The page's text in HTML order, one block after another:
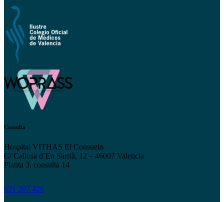
Consulta
Hospital VITHAS El Consuelo
C/ Callosa d’En Sarrià, 12 – 46007 Valencia
Planta 3, consulta 14
621 207 426